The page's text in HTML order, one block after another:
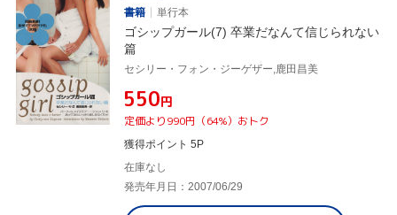
書籍
単行本
ゴシップガール(7) 卒業だなんて信じられない
篇
セシリー・フォン・ジーゲザー,鹿田昌美
¥550円
定価より990円（64%）おトク
獲得ポイント 5P
在庫なし
発売年月日：2007/06/29